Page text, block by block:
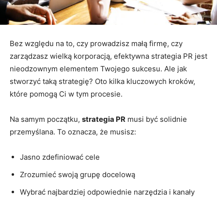
Bez względu na to, czy prowadzisz małą firmę, czy
zarządzasz wielką korporacją, efektywna strategia PR jest
nieodzownym elementem Twojego sukcesu. Ale jak
stworzyć taką strategię? Oto kilka kluczowych kroków,
które pomogą Ci w tym procesie.
Na samym początku, strategia PR musi być solidnie
przemyślana. To oznacza, że musisz:
Jasno zdefiniować cele
Zrozumieć swoją grupę docelową
Wybrać najbardziej odpowiednie narzędzia i kanały